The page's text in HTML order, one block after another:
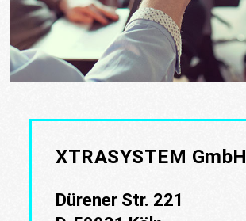
XTRASYSTEM GmbH
Dürener Str. 221